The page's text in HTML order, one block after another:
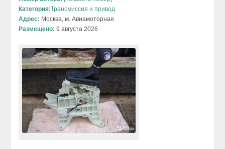
Категория:Трансмиссия и привод
Адрес: Москва, м. Авиамоторная
Размещено: 9 августа 2026